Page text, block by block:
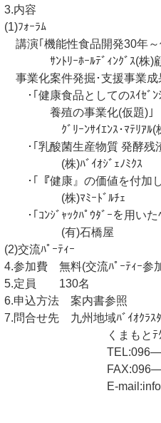
3.内容
(1)ﾌｫｰﾗﾑ
講演｢機能性食品開発30年
ｻﾝﾄﾘｰﾎｰﾙﾃﾞｨﾝｸﾞｽ(株)顧
事業化案件発掘･支援事業成
･｢健康食品としてのｽｲｾﾞﾝ
養殖の事業化(仮題)｣
ｸﾞﾘｰﾝｻｲｴﾝｽ･ﾏﾃﾘｱﾙ(
･｢乳酸菌生産物質 発酵残
(株)ﾊﾞｲｵｼﾞｪﾉﾐｸｽ
･｢『健康』の価値を付加し
(株)ﾏﾐｰﾄﾞﾙﾁｪ
･｢ｺﾝｼﾞｬｯｸﾊﾟｳﾀﾞｰを用いたﾍ
(有)石橋屋
(2)交流ﾊﾟｰﾃｨｰ
4.参加費 無料(交流ﾊﾟｰﾃｨｰ参
5.定員 130名
6.申込方法 案内書参照
7.問合せ先 九州地域ﾊﾞｲｵｸﾗｽ
くまもとﾃｸﾉ産業
E-